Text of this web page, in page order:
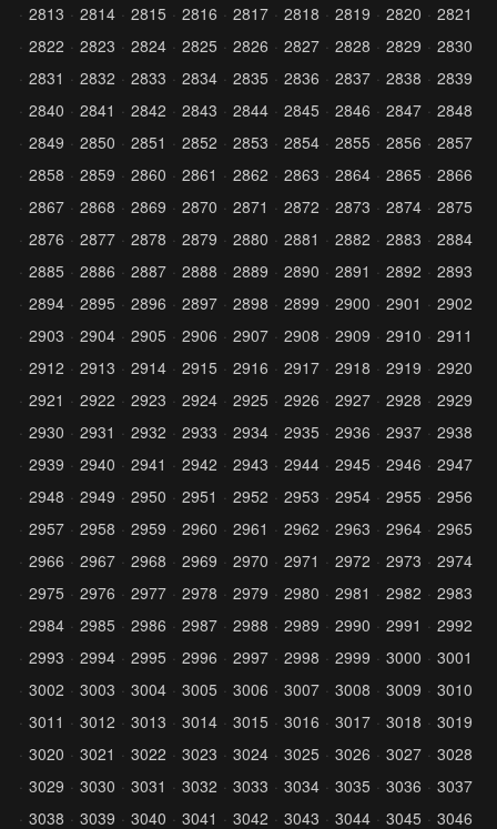
2813
2814 2815 2816 2817 2818 2819 2820
2821
2822
2823 2824 2825 2826 2827 2828 2829
2830
2831
2832 2833 2834 2835 2836 2837 2838
2839
2840
2841 2842 2843 2844 2845 2846 2847
2848
2849
2850 2851 2852 2853 2854 2855 2856
2857
2858
2859 2860 2861 2862 2863 2864 2865
2866
2867
2868 2869 2870 2871 2872 2873 2874
2875
2876
2877 2878 2879 2880 2881 2882 2883
2884
2885
2886 2887 2888 2889 2890 2891 2892
2893
2894
2895 2896 2897 2898 2899 2900 2901
2902
2903
2904 2905 2906 2907 2908 2909 2910
2911
2912
2913 2914 2915 2916 2917 2918 2919
2920
2921
2922 2923 2924 2925 2926 2927 2928
2929
2930
2931 2932 2933 2934 2935 2936 2937
2938
2939
2940 2941 2942 2943 2944 2945 2946
2947
2948
2949 2950 2951 2952 2953 2954 2955
2956
2957
2958 2959 2960 2961 2962 2963 2964
2965
2966
2967 2968 2969 2970 2971 2972 2973
2974
2975
2976 2977 2978 2979 2980 2981 2982
2983
2984
2985 2986 2987 2988 2989 2990 2991
2992
2993
2994 2995 2996 2997 2998 2999 3000
3001
3002
3003 3004 3005 3006 3007 3008 3009
3010
3011
3012 3013 3014 3015 3016 3017 3018
3019
3020
3021 3022 3023 3024 3025 3026 3027
3028
3029
3030 3031 3032 3033 3034 3035 3036
3037
3038
3039 3040 3041 3042 3043 3044 3045 3046